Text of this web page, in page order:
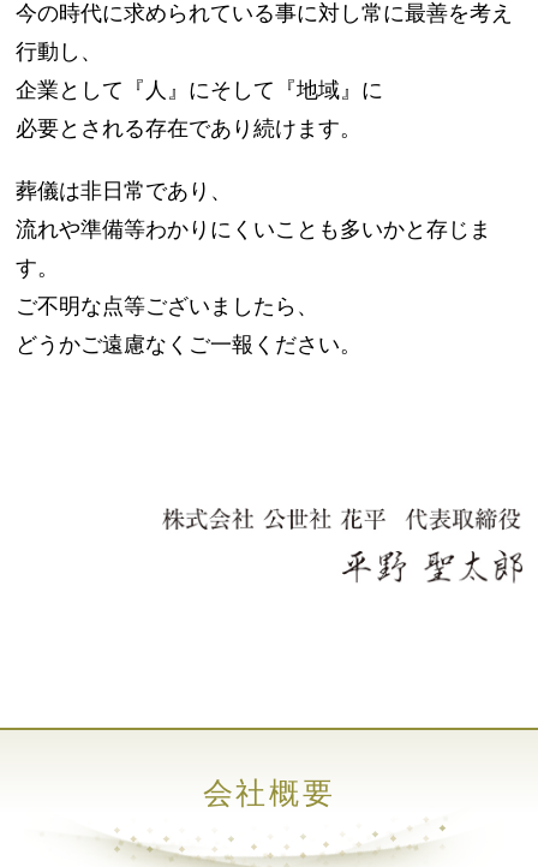
今の時代に求められている事に対し常に最善を考え
行動し、
企業として『人』にそして『地域』に
必要とされる存在であり続けます。
葬儀は非日常であり、
流れや準備等わかりにくいことも多いかと存じま
す。
ご不明な点等ございましたら、
どうかご遠慮なくご一報ください。
会社概要